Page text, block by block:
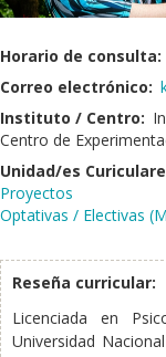
Horario de consulta:
Correo electrónico:
Instituto / Centro:
Centro de
Unidad/es
Proyectos
Optativas / Electivas
Reseña curricular:
Licenciada en
Universidad